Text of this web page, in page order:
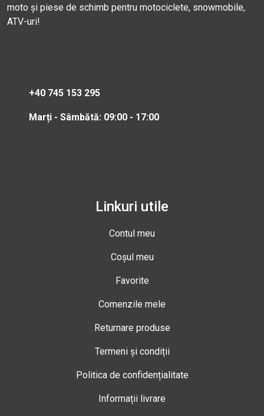
moto și piese de schimb pentru motociclete, snowmobile,
ATV-uri!
+40 745 153 295
Marți - Sâmbătă: 09:00 - 17:00
Linkuri utile
Contul meu
Coșul meu
Favorite
Comenzile mele
Returnare produse
Termeni și condiții
Politica de confidențialitate
Informații livrare